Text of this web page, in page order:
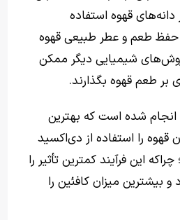
دانه‌های قهوه استفاده
طعم و عطر طبیعی قهوه
شیمیایی دیگر ممکن
بر طعم قهوه بگذارند.
پژوهشی در سال 2020 انجام شده است که بهترین
قهوه را استفاده از دی‌اکسید
این فرآیند کمترین تأثیر را
بیشترین میزان کافئین را